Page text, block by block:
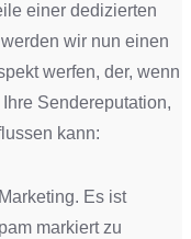
einer dedizierten
wir nun einen
werfen, der, wenn
Sendereputation,
kann:
Es ist
markiert zu